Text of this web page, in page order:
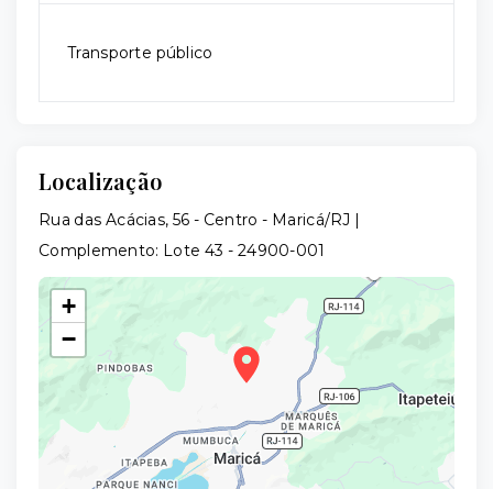
Transporte público
Localização
Rua das Acácias, 56 - Centro - Maricá/RJ |
Complemento: Lote 43 - 24900-001
+
−